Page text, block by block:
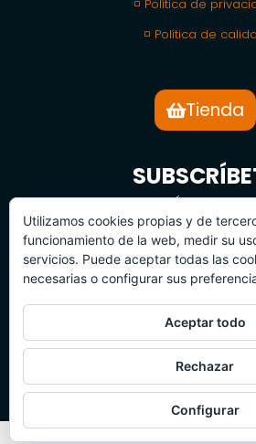
◽ Política de
◽ Política de
Tienda
BOLETÍN DE
SUBSCRÍBETE
Utilizamos cookies propias y de
funcionamiento de la web, medir su
servicios. Puede aceptar todas las
necesarias o configurar sus
Aceptar todo
Rechazar
Configurar